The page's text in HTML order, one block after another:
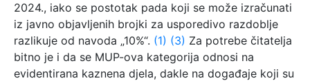
2024., iako se postotak pada koji se može izračunati
iz javno objavljenih brojki za usporedivo razdoblje
razlikuje od navoda „10%“. (1) (3) Za potrebe čitatelja
bitno je i da se MUP-ova kategorija odnosi na
evidentirana kaznena djela, dakle na događaje koji su